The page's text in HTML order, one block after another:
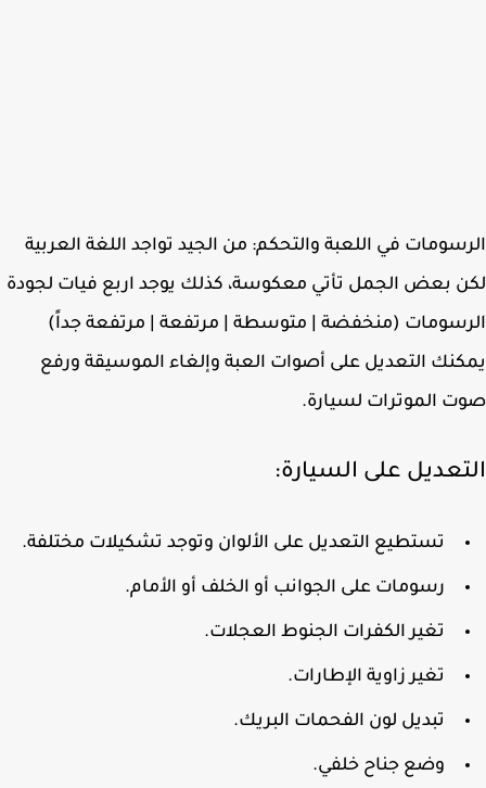
في اللعبة والتحكم: من الجيد تواجد اللغة العربية
بعض الجمل تأتي معكوسة، كذلك يوجد اربع فيات لجودة
(منخفضة | متوسطة | مرتفعة | مرتفعة جداً)
التعديل على أصوات العبة وإلغاء الموسيقة ورفع
الموترات لسيارة.
على السيارة:
تستطيع التعديل على الألوان وتوجد تشكيلات مختلفة.
رسومات على الجوانب أو الخلف أو الأمام.
تغير الكفرات الجنوط العجلات.
تغير زاوية الإطارات.
تبديل لون الفحمات البريك.
وضع جناح خلفي.